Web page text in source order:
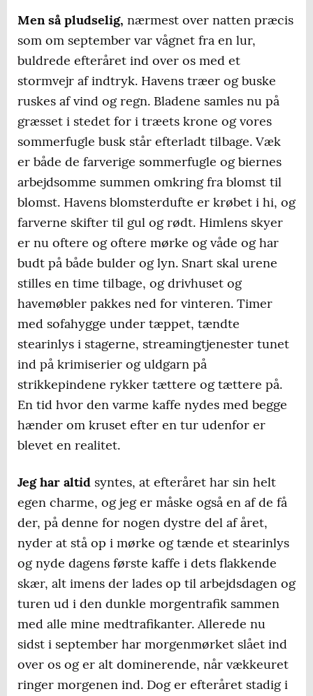
Men så pludselig, nærmest over natten præcis
som om september var vågnet fra en lur,
buldrede efteråret ind over os med et
stormvejr af indtryk. Havens træer og buske
ruskes af vind og regn. Bladene samles nu på
græsset i stedet for i træets krone og vores
sommerfugle busk står efterladt tilbage. Væk
er både de farverige sommerfugle og biernes
arbejdsomme summen omkring fra blomst til
blomst. Havens blomsterdufte er krøbet i hi, og
farverne skifter til gul og rødt. Himlens skyer
er nu oftere og oftere mørke og våde og har
budt på både bulder og lyn. Snart skal urene
stilles en time tilbage, og drivhuset og
havemøbler pakkes ned for vinteren. Timer
med sofahygge under tæppet, tændte
stearinlys i stagerne, streamingtjenester tunet
ind på krimiserier og uldgarn på
strikkepindene rykker tættere og tættere på.
En tid hvor den varme kaffe nydes med begge
hænder om kruset efter en tur udenfor er
blevet en realitet.
Jeg har altid syntes, at efteråret har sin helt
egen charme, og jeg er måske også en af de få
der, på denne for nogen dystre del af året,
nyder at stå op i mørke og tænde et stearinlys
og nyde dagens første kaffe i dets flakkende
skær, alt imens der lades op til arbejdsdagen og
turen ud i den dunkle morgentrafik sammen
med alle mine medtrafikanter. Allerede nu
sidst i september har morgenmørket slået ind
over os og er alt dominerende, når vækkeuret
ringer morgenen ind. Dog er efteråret stadig i